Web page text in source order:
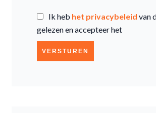
Ik heb het privacybeleid van
gelezen en accepteer het
VERSTUREN